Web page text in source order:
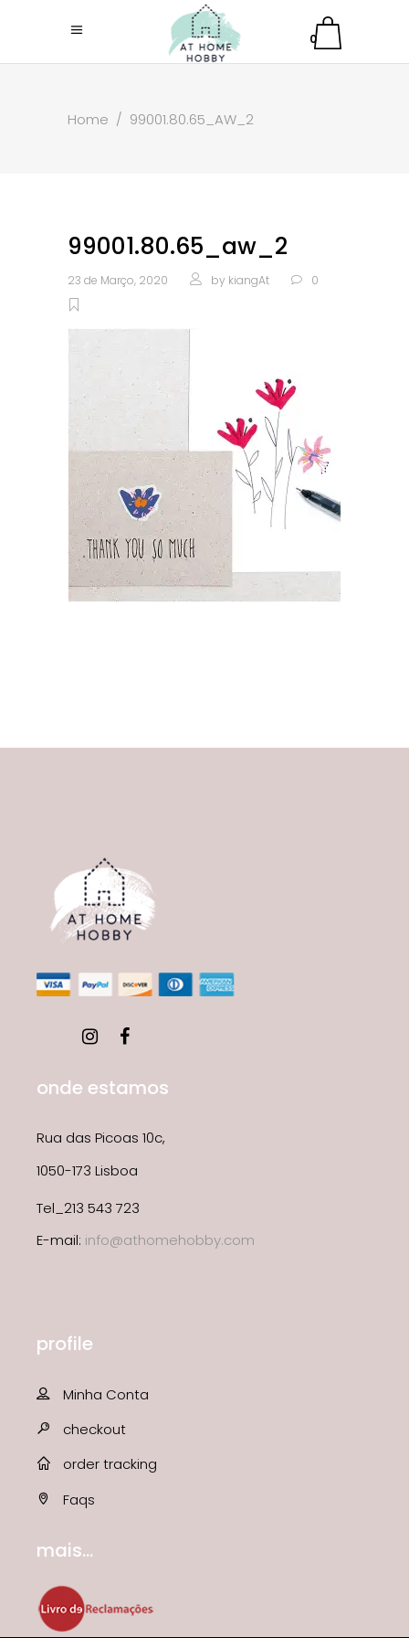
0
Home / 99001.80.65_AW_2
99001.80.65_aw_2
23 de Março, 2020 by kiangAt 0
onde estamos
Rua das Picoas 10c,
1050-173 Lisboa
Tel_213 543 723
E-mail: info@athomehobby.com
profile
Minha Conta
checkout
order tracking
Faqs
mais...